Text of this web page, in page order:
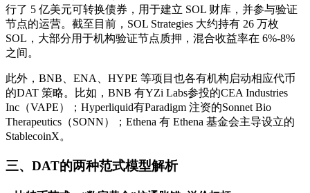
行了 5 亿美元可转换债券，用于建立 SOL 财库，并参与验证
节点的运营。截至目前，SOL Strategies 大约持有 26 万枚
SOL，大部分用于机构验证节点质押，混合收益率在 6%-8%
之间。
此外，BNB、ENA、HYPE 等项目也各有机构启动相应代币
的DAT 策略。比如，BNB 有YZi Labs参投的CEA Industries
Inc（VAPE）；Hyperliquid有Paradigm 注资的Sonnet Bio
Therapeutics（SONN）；Ethena 有 Ethena 基金会主导设立的
StablecoinX。
三、DAT的两种范式模型解析